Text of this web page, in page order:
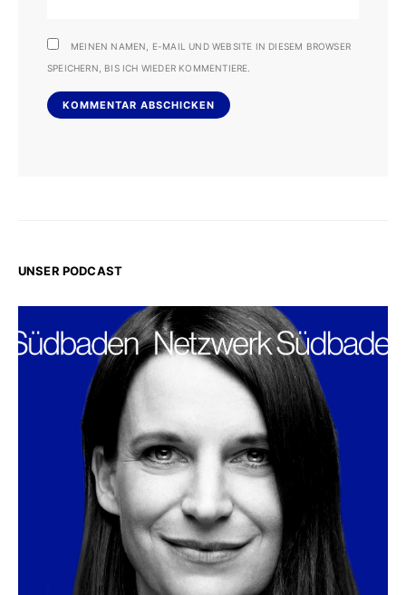
MEINEN NAMEN, E-MAIL UND WEBSITE IN DIESEM BROWSER
SPEICHERN, BIS ICH WIEDER KOMMENTIERE.
UNSER PODCAST